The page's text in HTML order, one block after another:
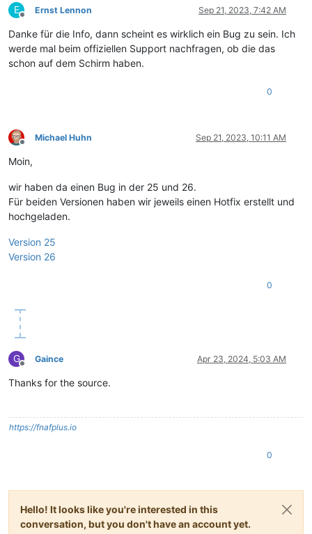
E
Offline
Ernst Lennon Sep 21, 2023, 7:42 AM
Danke für die Info, dann scheint es wirklich ein Bug zu sein. Ich
werde mal beim offiziellen Support nachfragen, ob die das
schon auf dem Schirm haben.
0
Offline
Michael Huhn Sep 21, 2023, 10:11 AM
Moin,
wir haben da einen Bug in der 25 und 26.
Für beiden Versionen haben wir jeweils einen Hotfix erstellt und
hochgeladen.
Version 25
Version 26
0
G
Offline
Gaince Apr 23, 2024, 5:03 AM
Thanks for the source.
https://fnafplus.io
0
Hello! It looks like you're interested in this
conversation, but you don't have an account yet.